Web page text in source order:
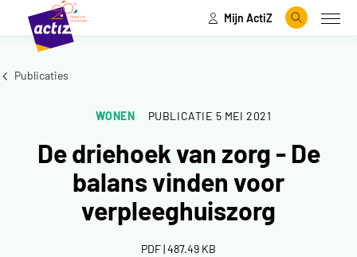
Naar hoofdinhoud
Naar menu Mijn ActiZ
Zoeken
Publicaties
WONEN PUBLICATIE 5 MEI 2021
De driehoek van zorg - De
balans vinden voor
verpleeghuiszorg
PDF | 487.49 KB